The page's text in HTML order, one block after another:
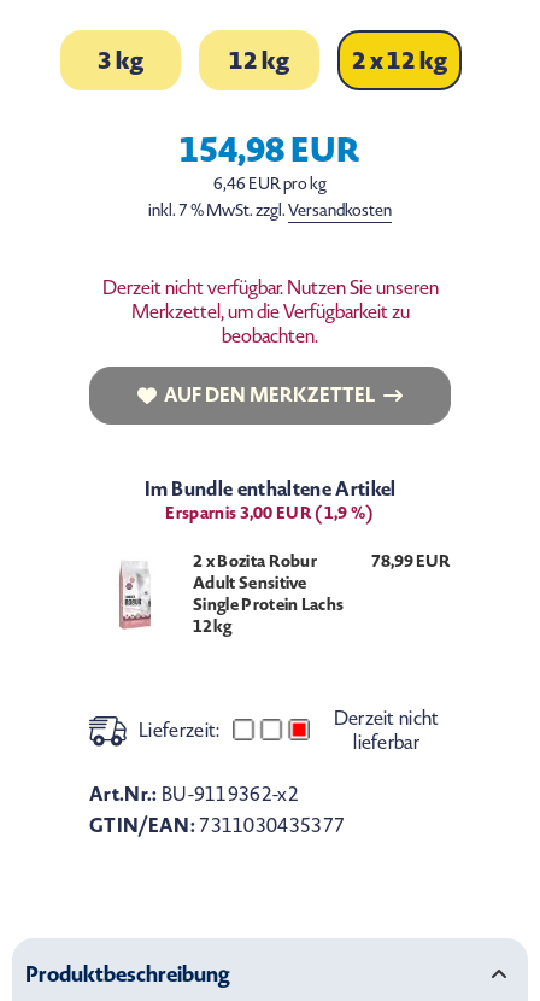
3 kg 12 kg 2 x 12 kg
154,98 EUR
6,46 EUR pro kg
inkl. 7 % MwSt. zzgl.Versandkosten
Derzeit nicht verfügbar. Nutzen Sie unseren
Merkzettel, um die Verfügbarkeit zu
beobachten.
AUF DEN MERKZETTEL
AUF DEN MERKZETTEL
Im Bundle enthaltene Artikel
Ersparnis 3,00 EUR (1,9 %)
2 x Bozita Robur
Adult Sensitive
Single Protein Lachs
12kg
78,99 EUR
Lieferzeit:
Derzeit nicht
lieferbar
Art.Nr.: BU-9119362-x2
GTIN/EAN:7311030435377
Produktbeschreibung